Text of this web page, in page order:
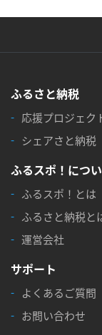
ふるさと納税
応援プロジェク
シェアさと納税
ふるスポ！につ
ふるスポ！とは
ふるさと納税と
運営会社
サポート
よくあるご質問
お問い合わせ